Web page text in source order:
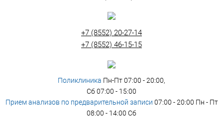
+7 (8552) 20-27-14
+7 (8552) 46-15-15
Поликлиника Пн-Пт 07:00 - 20:00,
Сб 07:00 - 15:00
Прием анализов по предварительной записи 07:00 - 20:00 Пн - Пт
08:00 - 14:00 Сб